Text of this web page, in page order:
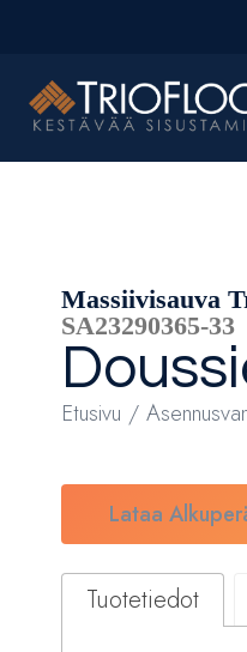
Massiivisauva
SA23290365-33
Etusivu /
Lataa
Tuotetiedot